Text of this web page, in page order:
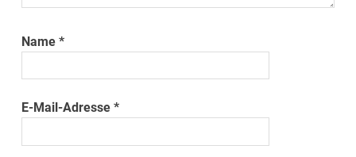
Name*
E-Mail-Adresse*